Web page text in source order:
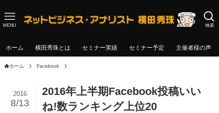
検索
MENU
ホーム 横田秀珠とは セミナー実績 セミナー予定 主催者様の声
ホーム Facebook
2016年上半期Facebook投稿いい
ね!数ランキング上位20
2016
8/13